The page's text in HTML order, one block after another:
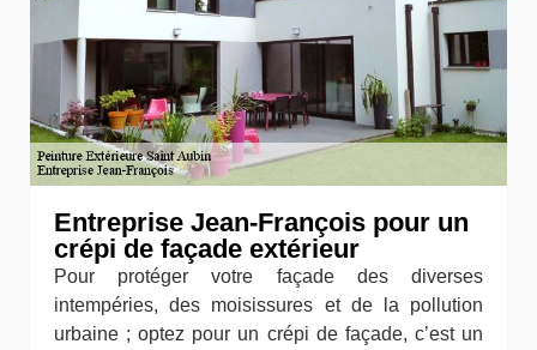
Entreprise Jean-François pour un
crépi de façade extérieur
Pour protéger votre façade des diverses
intempéries, des moisissures et de la pollution
urbaine ; optez pour un crépi de façade, c’est un